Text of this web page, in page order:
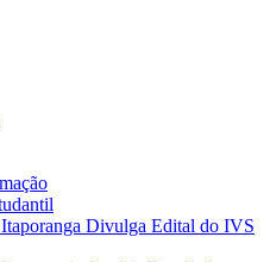
Divulga Edital do IVS